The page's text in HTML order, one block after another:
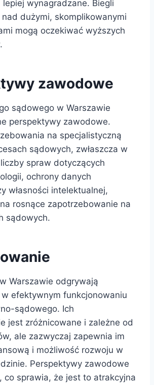
lepiej wynagradzane. Biegli
nad dużymi, skomplikowanymi
mogą oczekiwać wyższych
zawodowe
sądowego w Warszawie
perspektywy zawodowe.
na specjalistyczną
sądowych, zwłaszcza w
spraw dotyczących
ochrony danych
własności intelektualnej,
rosnące zapotrzebowanie na
sądowych.
Warszawie odgrywają
efektywnym funkcjonowaniu
sądowego. Ich
jest zróżnicowane i zależne od
ale zazwyczaj zapewnia im
i możliwość rozwoju w
Perspektywy zawodowe
co sprawia, że jest to atrakcyjna